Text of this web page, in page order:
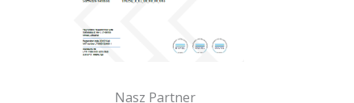
Nasz Partner